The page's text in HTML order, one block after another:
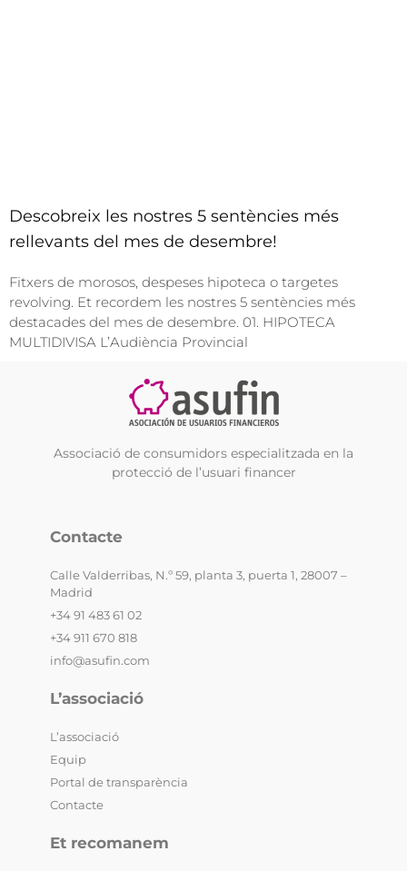
Descobreix les nostres 5 sentències més
rellevants del mes de desembre!
Fitxers de morosos, despeses hipoteca o targetes
revolving. Et recordem les nostres 5 sentències més
destacades del mes de desembre. 01. HIPOTECA
MULTIDIVISA L’Audiència Provincial
Associació de consumidors especialitzada en la
protecció de l’usuari financer
Contacte
Calle Valderribas, N.º 59, planta 3, puerta 1, 28007 –
Madrid
+34 91 483 61 02
+34 911 670 818
info@asufin.com
L’associació
L’associació
Equip
Portal de transparència
Contacte
Et recomanem